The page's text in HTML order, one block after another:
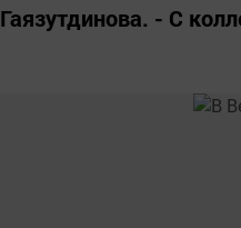
Гаязутдинова. - С